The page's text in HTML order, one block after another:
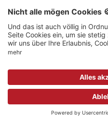
Beschwerdestelle